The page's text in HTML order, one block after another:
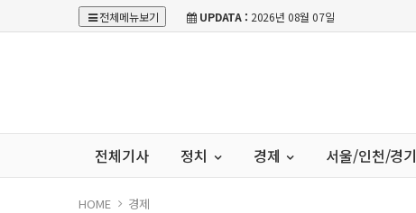
전체메뉴보기 UPDATA : 2026년 08월 07일
전체기사 정치 경제 서울/인천/경기
HOME 경제